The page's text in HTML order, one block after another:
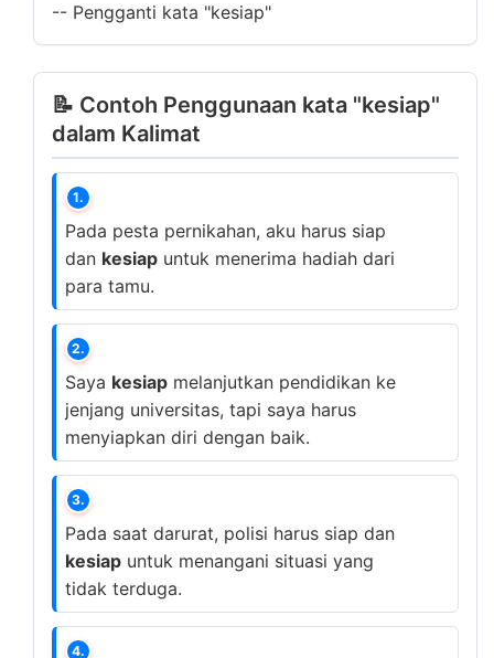
-- Pengganti kata "kesiap"
📝 Contoh Penggunaan kata "kesiap"
dalam Kalimat
1.
Pada pesta pernikahan, aku harus siap
dan kesiap untuk menerima hadiah dari
para tamu.
2.
Saya kesiap melanjutkan pendidikan ke
jenjang universitas, tapi saya harus
menyiapkan diri dengan baik.
3.
Pada saat darurat, polisi harus siap dan
kesiap untuk menangani situasi yang
tidak terduga.
4.